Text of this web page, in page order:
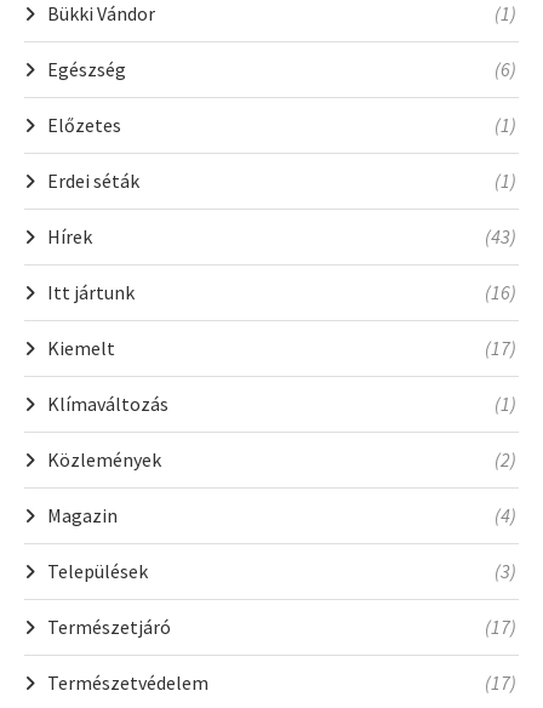
Bükki Vándor (1)
Egészség (6)
Előzetes (1)
Erdei séták (1)
Hírek (43)
Itt jártunk (16)
Kiemelt (17)
Klímaváltozás (1)
Közlemények (2)
Magazin (4)
Települések (3)
Természetjáró (17)
Természetvédelem (17)